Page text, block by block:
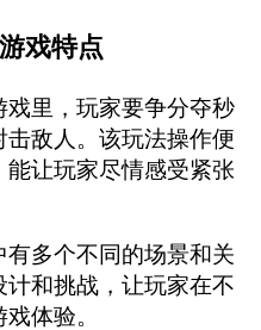
戏特点
里，玩家要争分夺秒
敌人。该玩法操作便
让玩家尽情感受紧张
多个不同的场景和关
和挑战，让玩家在不
体验。